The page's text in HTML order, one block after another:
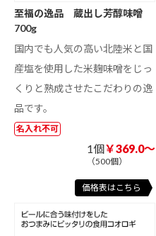
至福の逸品 蔵出し芳醇味噌
700g
国内でも人気の高い北陸米と国
産塩を使用した米麹味噌をじっ
くりと熟成させたこだわりの逸
品です。
名入れ不可
1個￥369.0～
（500個）
価格表はこちら